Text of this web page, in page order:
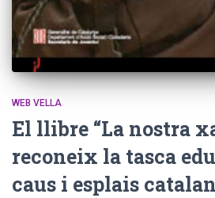
WEB VELLA
El llibre “La nostra
reconeix la tasca
caus i esplais